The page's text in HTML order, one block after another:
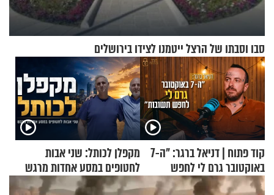
סבו וסבתו של הרצל ייטמנו לצידו בירושלים
קוד פתוח | דניאל ברגר: "ה-7
באוקטובר גרם לי לחפש
תשובות"
מקפלן לכותל: שני אבות
לחטופים במסע אחדות מרגש